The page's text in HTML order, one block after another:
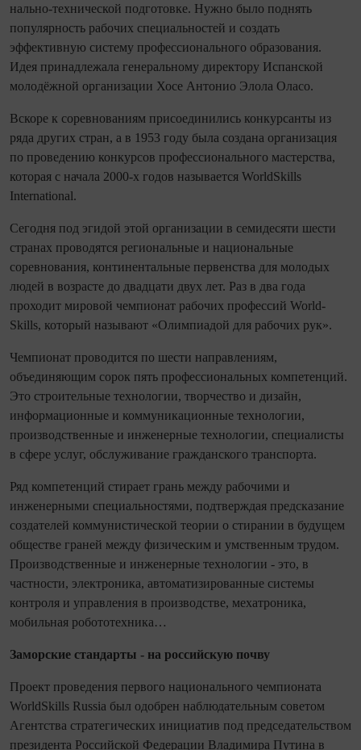
нально‑технической подготовке. Нужно было поднять
популярность рабочих специальностей и создать
эффективную систему профессио­нального образования.
Идея принадлежала генеральному директору Испанской
молодёжной организации Хосе Антонио Элола Оласо.
Вскоре к соревнованиям присоединились конкурсанты из
ряда других стран, а в 1953 году была со­здана организация
по проведению конкурсов профессио­нального мастерства,
которая с начала 2000‑х годов называется WorldSkills
International.
Се­го­дня под эгидой этой организации в семидесяти шести
странах проводятся региональные и на­цио­наль­ные
соревнования, континентальные первенства для молодых
людей в возрасте до два­дцати двух лет. Раз в два года
проходит мировой чем­пио­нат рабочих профессий World­
Skills, который называют «Олимпиадой для рабочих рук».
Чемпионат проводится по шести направлениям,
объединяющим сорок пять профессио­нальных компетенций.
Это строи­тель­ные технологии, творчество и дизайн,
информационные и коммуникационные технологии,
производственные и инженерные технологии, спе­циа­листы
в сфере услуг, обслуживание гражданского транспорта.
Ряд компетенций стирает грань между рабочими и
инженерными специальностями, подтверждая предсказание
создателей коммунистической теории о стирании в будущем
обществе граней между физическим и умственным трудом.
Производственные и инженерные технологии - это, в
частности, электроника, автоматизированные системы
контроля и управления в производстве, мехатроника,
мобильная робототехника…
Заморские стандарты - на российскую почву
Проект проведения первого на­цио­наль­ного чем­пио­ната
WorldSkills Russia был одобрен наблюдательным советом
Агентства стратегических инициатив под председательством
президента Российской Федерации Владимира Путина в